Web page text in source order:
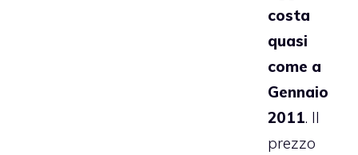
costa
quasi
come a
Gennaio
2011. Il
prezzo